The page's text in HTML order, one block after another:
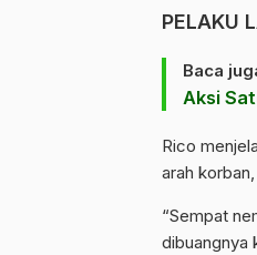
PELAKU
Baca
Aksi
Rico
arah
“Sempat
dibuangnya